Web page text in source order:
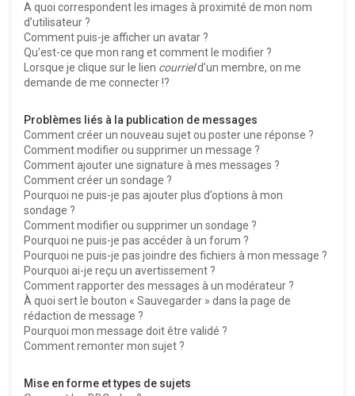
A quoi correspondent les images à proximité de mon nom
d’utilisateur ?
Comment puis-je afficher un avatar ?
Qu’est-ce que mon rang et comment le modifier ?
Lorsque je clique sur le lien courrield’un membre, on me
demande de me connecter !?
Problèmes liés à la publication de messages
Comment créer un nouveau sujet ou poster une réponse ?
Comment modifier ou supprimer un message ?
Comment ajouter une signature à mes messages ?
Comment créer un sondage ?
Pourquoi ne puis-je pas ajouter plus d’options à mon
sondage ?
Comment modifier ou supprimer un sondage ?
Pourquoi ne puis-je pas accéder à un forum ?
Pourquoi ne puis-je pas joindre des fichiers à mon message ?
Pourquoi ai-je reçu un avertissement ?
Comment rapporter des messages à un modérateur ?
À quoi sert le bouton « Sauvegarder » dans la page de
rédaction de message ?
Pourquoi mon message doit être validé ?
Comment remonter mon sujet ?
Mise en forme et types de sujets